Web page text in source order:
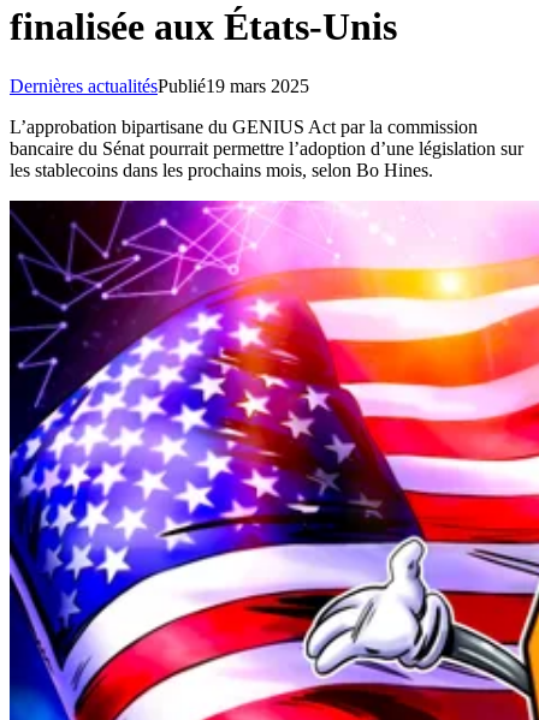
finalisée aux États-Unis
Dernières actualitésPublié19 mars 2025
L’approbation bipartisane du GENIUS Act par la commission
bancaire du Sénat pourrait permettre l’adoption d’une législation sur
les stablecoins dans les prochains mois, selon Bo Hines.